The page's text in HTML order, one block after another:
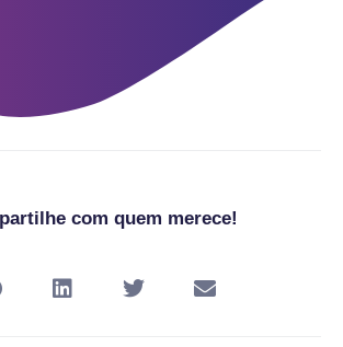
com quem merece!